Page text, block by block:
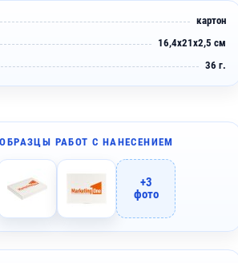
картон
16,4х21х2,5 см
36 г.
ОБРАЗЦЫ РАБОТ С НАНЕСЕНИЕМ
+3
фото